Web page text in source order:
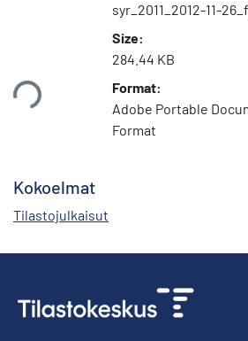
syr_2011_2012-11-
Size:
284.44 KB
Format:
Adobe Portable
Format
Kokoelmat
Tilastojulkaisut